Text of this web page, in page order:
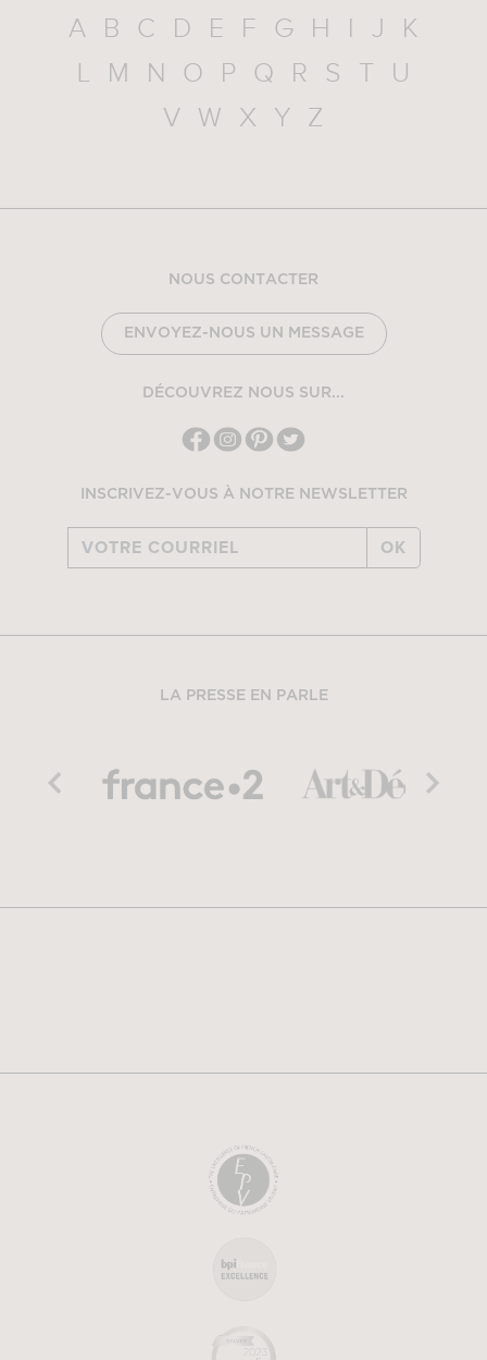
A B C D E F G H I J
K
L
M N O P Q R S T
U
V
W X Y Z
NOUS CONTACTER
ENVOYEZ-NOUS UN MESSAGE
DÉCOUVREZ NOUS SUR...
INSCRIVEZ-VOUS À NOTRE NEWSLETTER
OK
LA PRESSE EN PARLE